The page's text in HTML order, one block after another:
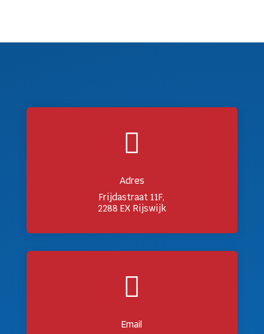

Adres
Frijdastraat 11F,
2288 EX Rijswijk

Email